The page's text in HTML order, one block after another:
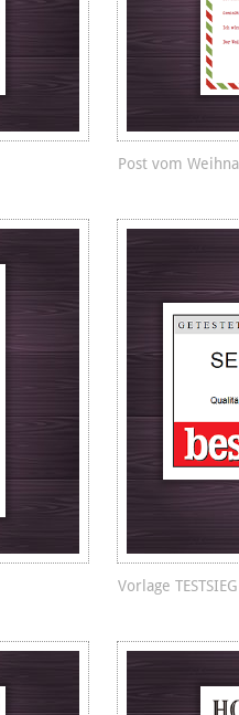
Post vom
Vorlage